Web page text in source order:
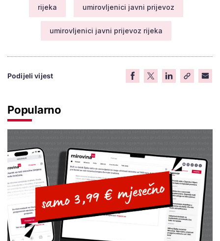
rijeka umirovljenici javni prijevoz
umirovljenici javni prijevoz rijeka
Podijeli vijest
Popularno